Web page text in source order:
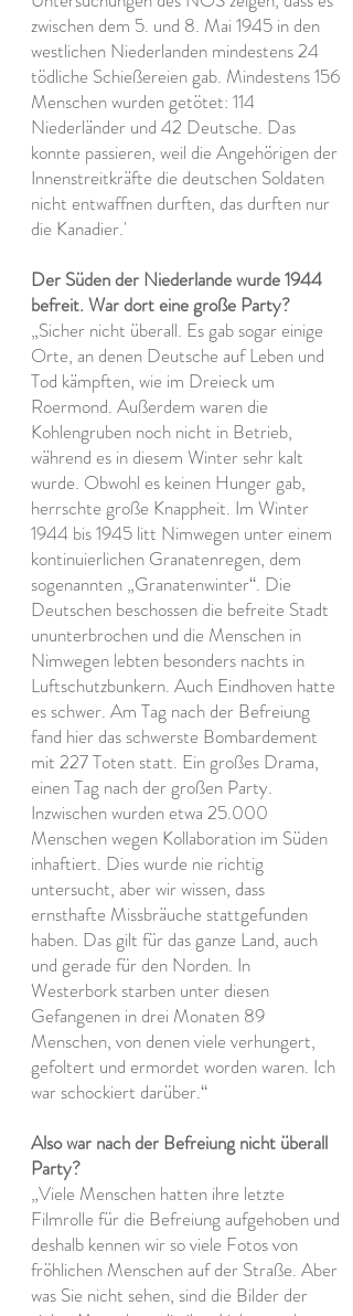
zwischen dem 5. und 8. Mai 1945 in den
westlichen Niederlanden mindestens 24
tödliche Schießereien gab. Mindestens 156
Menschen wurden getötet: 114
Niederländer und 42 Deutsche. Das
konnte passieren, weil die Angehörigen der
Innenstreitkräfte die deutschen Soldaten
nicht entwaffnen durften, das durften nur
die Kanadier.'
Der Süden der Niederlande wurde 1944
befreit. War dort eine große Party?
„Sicher nicht überall. Es gab sogar einige
Orte, an denen Deutsche auf Leben und
Tod kämpften, wie im Dreieck um
Roermond. Außerdem waren die
Kohlengruben noch nicht in Betrieb,
während es in diesem Winter sehr kalt
wurde. Obwohl es keinen Hunger gab,
herrschte große Knappheit. Im Winter
1944 bis 1945 litt Nimwegen unter einem
kontinuierlichen Granatenregen, dem
sogenannten „Granatenwinter“. Die
Deutschen beschossen die befreite Stadt
ununterbrochen und die Menschen in
Nimwegen lebten besonders nachts in
Luftschutzbunkern. Auch Eindhoven hatte
es schwer. Am Tag nach der Befreiung
fand hier das schwerste Bombardement
mit 227 Toten statt. Ein großes Drama,
einen Tag nach der großen Party.
Inzwischen wurden etwa 25.000
Menschen wegen Kollaboration im Süden
inhaftiert. Dies wurde nie richtig
untersucht, aber wir wissen, dass
ernsthafte Missbräuche stattgefunden
haben. Das gilt für das ganze Land, auch
und gerade für den Norden. In
Westerbork starben unter diesen
Gefangenen in drei Monaten 89
Menschen, von denen viele verhungert,
gefoltert und ermordet worden waren. Ich
war schockiert darüber.“
Also war nach der Befreiung nicht überall
Party?
„Viele Menschen hatten ihre letzte
Filmrolle für die Befreiung aufgehoben und
deshalb kennen wir so viele Fotos von
fröhlichen Menschen auf der Straße. Aber
was Sie nicht sehen, sind die Bilder der